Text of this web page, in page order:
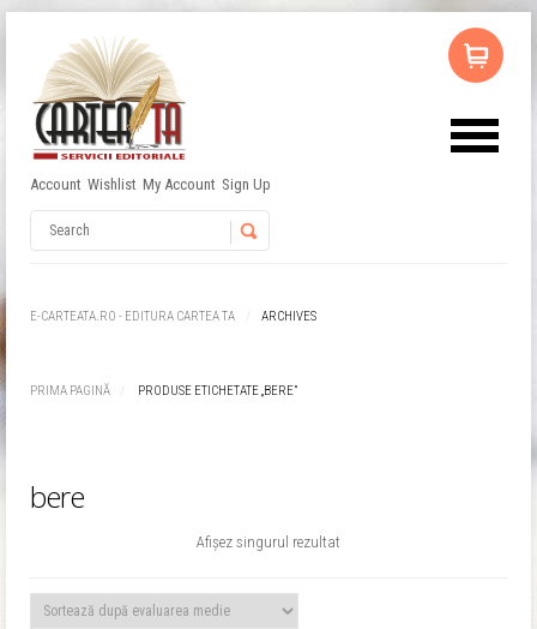
Account Wishlist My Account Sign Up
E-CARTEATA.RO - EDITURA CARTEA TA ARCHIVES
PRIMA PAGINĂ PRODUSE ETICHETATE „BERE”
bere
Afișez singurul rezultat
Nu ai niciun produs în coș.